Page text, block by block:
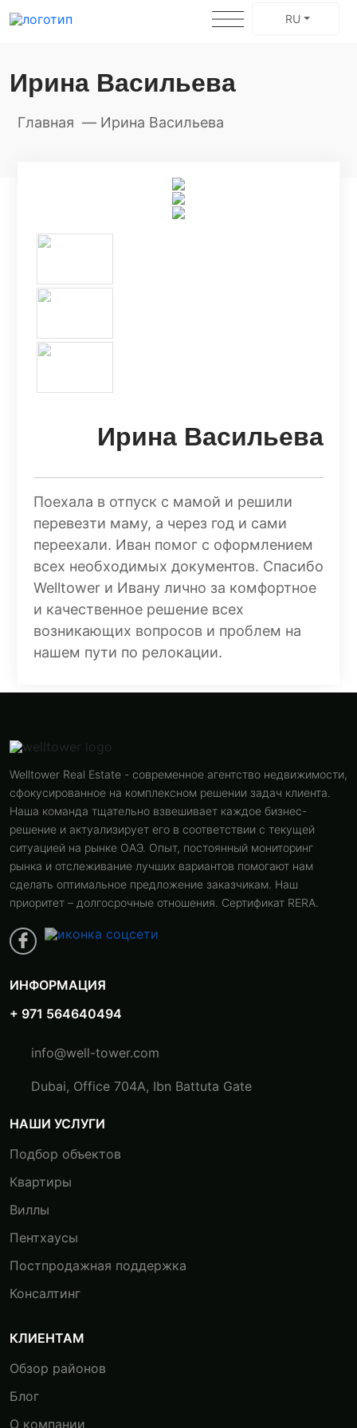
RU
Ирина Васильева
Главная Ирина Васильева
Ирина Васильева
Поехала в отпуск с мамой и решили
перевезти маму, а через год и сами
переехали. Иван помог с оформлением
всех необходимых документов. Спасибо
Welltower и Ивану лично за комфортное
и качественное решение всех
возникающих вопросов и проблем на
нашем пути по релокации.
Welltower Real Estate - современное агентство недвижимости,
сфокусированное на комплексном решении задач клиента.
Наша команда тщательно взвешивает каждое бизнес-
решение и актуализирует его в соответствии с текущей
ситуацией на рынке ОАЭ. Опыт, постоянный мониторинг
рынка и отслеживание лучших вариантов помогают нам
сделать оптимальное предложение заказчикам. Наш
приоритет – долгосрочные отношения. Сертификат RERA.
ИНФОРМАЦИЯ
+ 971 564640494
info@well-tower.com
Dubai, Office 704A, Ibn Battuta Gate
НАШИ УСЛУГИ
Подбор объектов
Квартиры
Виллы
Пентхаусы
Постпродажная поддержка
Консалтинг
КЛИЕНТАМ
Обзор районов
Блог
О компании